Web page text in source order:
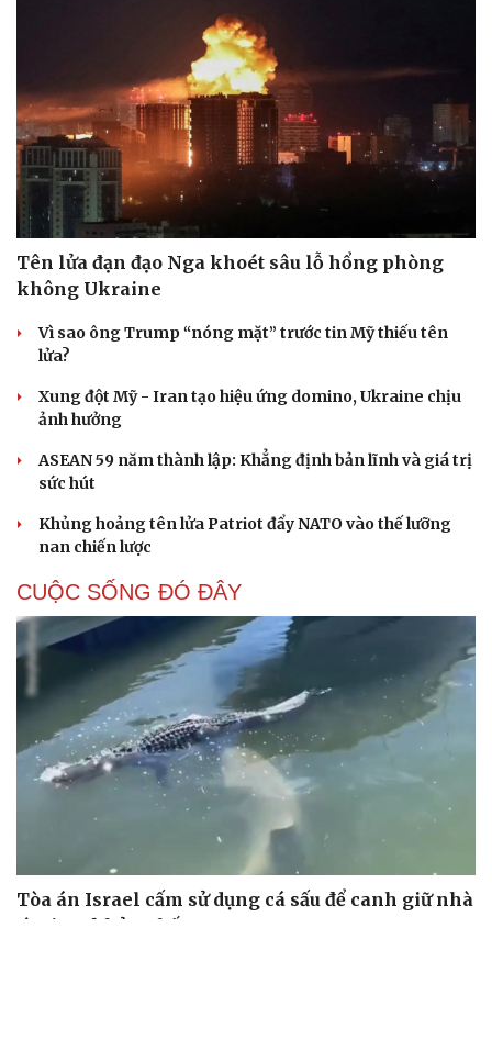
Tên lửa đạn đạo Nga khoét sâu lỗ hổng phòng
không Ukraine
Vì sao ông Trump “nóng mặt” trước tin Mỹ thiếu tên
lửa?
Xung đột Mỹ - Iran tạo hiệu ứng domino, Ukraine chịu
ảnh hưởng
ASEAN 59 năm thành lập: Khẳng định bản lĩnh và giá trị
sức hút
Khủng hoảng tên lửa Patriot đẩy NATO vào thế lưỡng
nan chiến lược
CUỘC SỐNG ĐÓ ĐÂY
Tòa án Israel cấm sử dụng cá sấu để canh giữ nhà
tù giam khủng bố